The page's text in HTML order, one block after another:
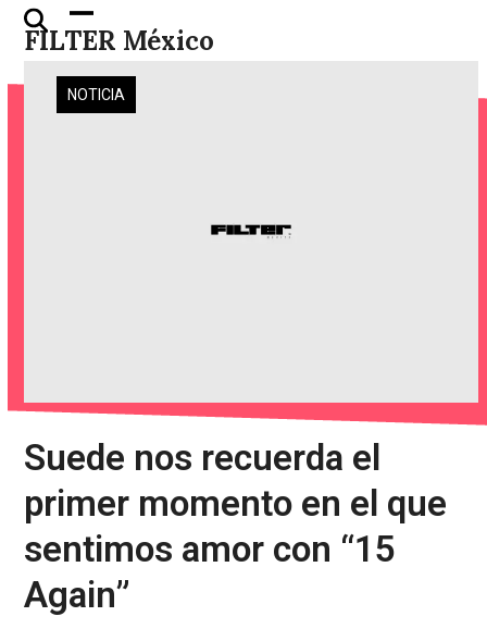
Skip
FILTER México
Open
mobile
menu
Close
mobile
menu
NOTICIA
Suede nos recuerda el
primer momento en el que
sentimos amor con “15
Again”